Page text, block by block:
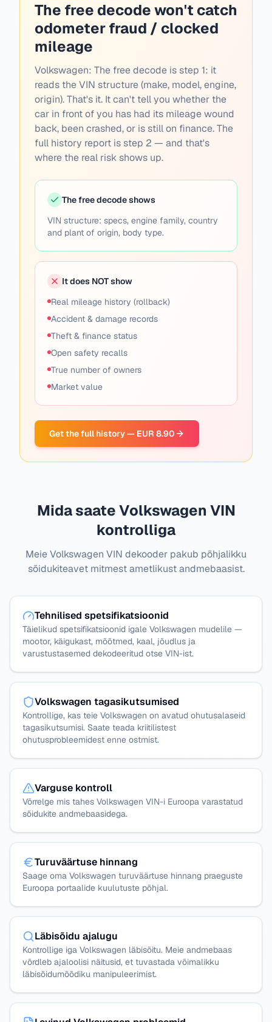
The free decode won't catch
odometer fraud / clocked
mileage
Volkswagen: The free decode is step 1: it
reads the VIN structure (make, model, engine,
origin). That's it. It can't tell you whether the
car in front of you has had its mileage wound
back, been crashed, or is still on finance. The
full history report is step 2 — and that's
where the real risk shows up.
The free decode shows
VIN structure: specs, engine family, country
and plant of origin, body type.
It does NOT show
Real mileage history (rollback)
Accident & damage records
Theft & finance status
Open safety recalls
True number of owners
Market value
Get the full history — EUR 8.90
Mida saate Volkswagen VIN
kontrolliga
Meie Volkswagen VIN dekooder pakub põhjalikku
sõidukiteavet mitmest ametlikust andmebaasist.
Tehnilised spetsifikatsioonid
Täielikud spetsifikatsioonid igale Volkswagen mudelile —
mootor, käigukast, mõõtmed, kaal, jõudlus ja
varustustasemed dekodeeritud otse VIN-ist.
Volkswagen tagasikutsumised
Kontrollige, kas teie Volkswagen on avatud ohutusalaseid
tagasikutsumisi. Saate teada kriitilistest
ohutusprobleemidest enne ostmist.
Varguse kontroll
Võrrelge mis tahes Volkswagen VIN-i Euroopa varastatud
sõidukite andmebaasidega.
Turuväärtuse hinnang
Saage oma Volkswagen turuväärtuse hinnang praeguste
Euroopa portaalide kuulutuste põhjal.
Läbisõidu ajalugu
Kontrollige iga Volkswagen läbisõitu. Meie andmebaas
võrdleb ajaloolisi näitusid, et tuvastada võimalikku
läbisõidumõõdiku manipuleerimist.